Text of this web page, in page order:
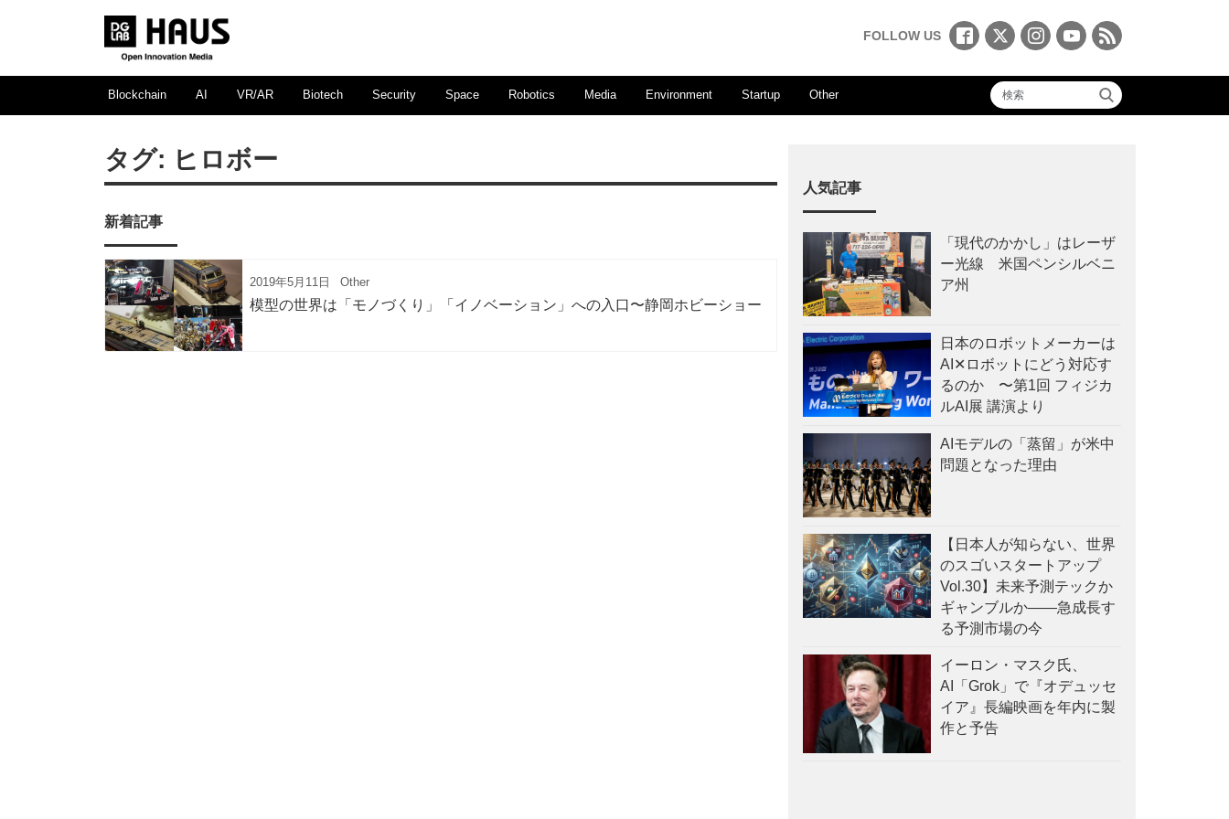
FOLLOW US
Blockchain AI VR/AR Biotech Security Space Robotics Media Environment Startup Other
タグ: ヒロボー
新着記事
2019年5月11日 Other
模型の世界は「モノづくり」「イノベーション」への入口〜静岡ホビーショー
人気記事
「現代のかかし」はレーザ
ー光線 米国ペンシルベニ
ア州
日本のロボットメーカーは
AI✕ロボットにどう対応す
るのか 〜第1回 フィジカ
ルAI展 講演より
AIモデルの「蒸留」が米中
問題となった理由
【日本人が知らない、世界
のスゴいスタートアップ
Vol.30】未来予測テックか
ギャンブルか——急成長す
る予測市場の今
イーロン・マスク氏、
AI「Grok」で『オデュッセ
イア』長編映画を年内に製
作と予告